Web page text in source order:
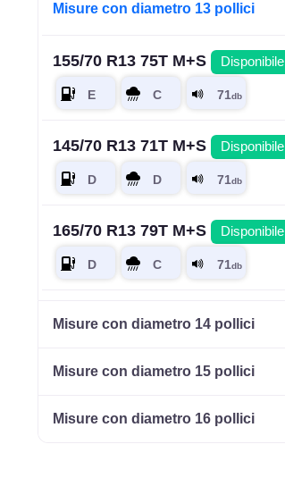
Misure con diametro 13 pollici
155/70 R13 75T M+S Disponibile
145/70 R13 71T M+S Disponibile
165/70 R13 79T M+S Disponibile
155/80 R13 79T M+S Disponibile
Misure con diametro 14 pollici
Misure con diametro 15 pollici
Misure con diametro 16 pollici